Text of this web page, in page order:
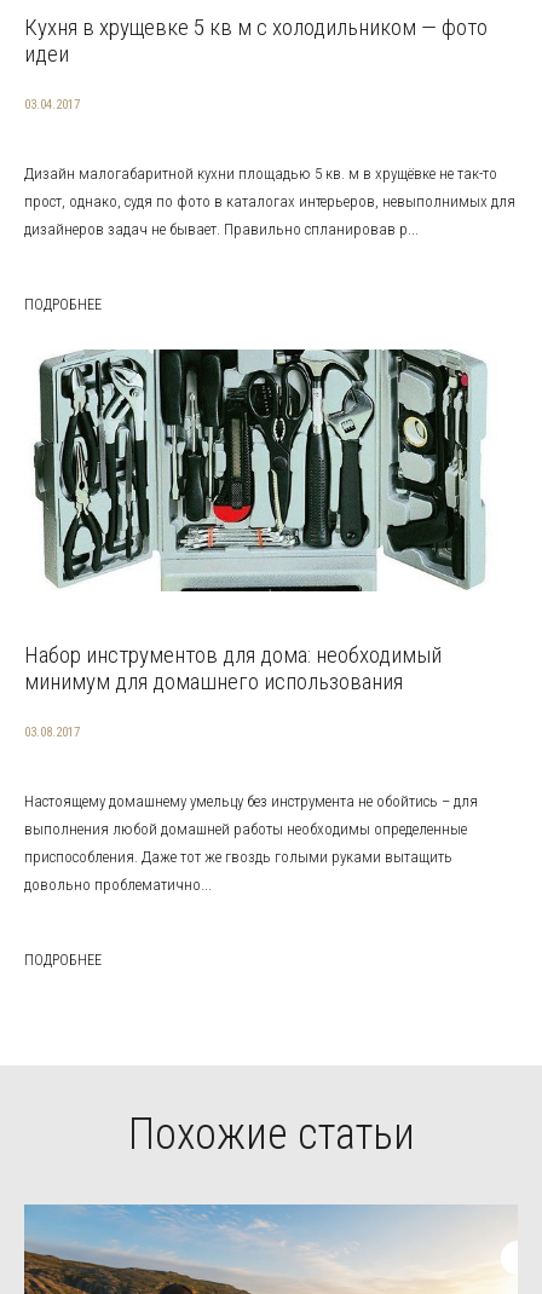
Кухня в хрущевке 5 кв м с холодильником — фото
идеи
03.04.2017
Дизайн малогабаритной кухни площадью 5 кв. м в хрущёвке не так-то
прост, однако, судя по фото в каталогах интерьеров, невыполнимых для
дизайнеров задач не бывает. Правильно спланировав р...
ПОДРОБНЕЕ
Набор инструментов для дома: необходимый
минимум для домашнего использования
03.08.2017
Настоящему домашнему умельцу без инструмента не обойтись – для
выполнения любой домашней работы необходимы определенные
приспособления. Даже тот же гвоздь голыми руками вытащить
довольно проблематично...
ПОДРОБНЕЕ
Похожие статьи